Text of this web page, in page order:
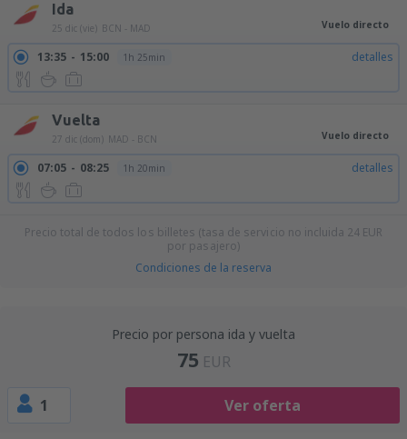
Ida
25 dic (vie) BCN - MAD Vuelo directo
13:35 15:00 1h 25min detalles
Vuelta
27 dic (dom) MAD - BCN Vuelo directo
07:05 08:25 1h 20min detalles
Precio total de todos los billetes (tasa de servicio no incluida 24 EUR
por pasajero)
Condiciones de la reserva
Precio por persona ida y vuelta
75 EUR
1 Ver oferta